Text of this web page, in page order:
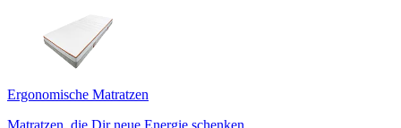
Ergonomische Matratzen
Matratzen, die Dir neue Energie schenken